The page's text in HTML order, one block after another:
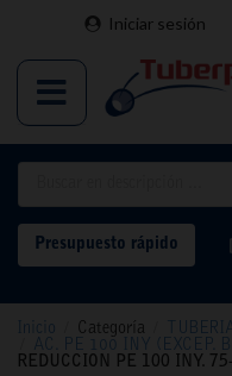
Iniciar sesión
Presupuesto rápido
Inicio Categoría
AC. PE 100 INY (EXCEP.
REDUCCION PE 100 INY.